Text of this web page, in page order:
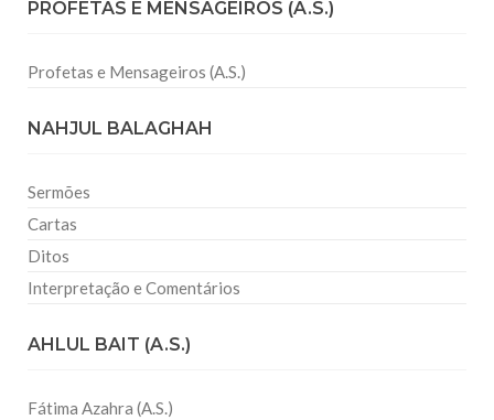
PROFETAS E MENSAGEIROS (A.S.)
Profetas e Mensageiros (A.S.)
NAHJUL BALAGHAH
Sermões
Cartas
Ditos
Interpretação e Comentários
AHLUL BAIT (A.S.)
Fátima Azahra (A.S.)